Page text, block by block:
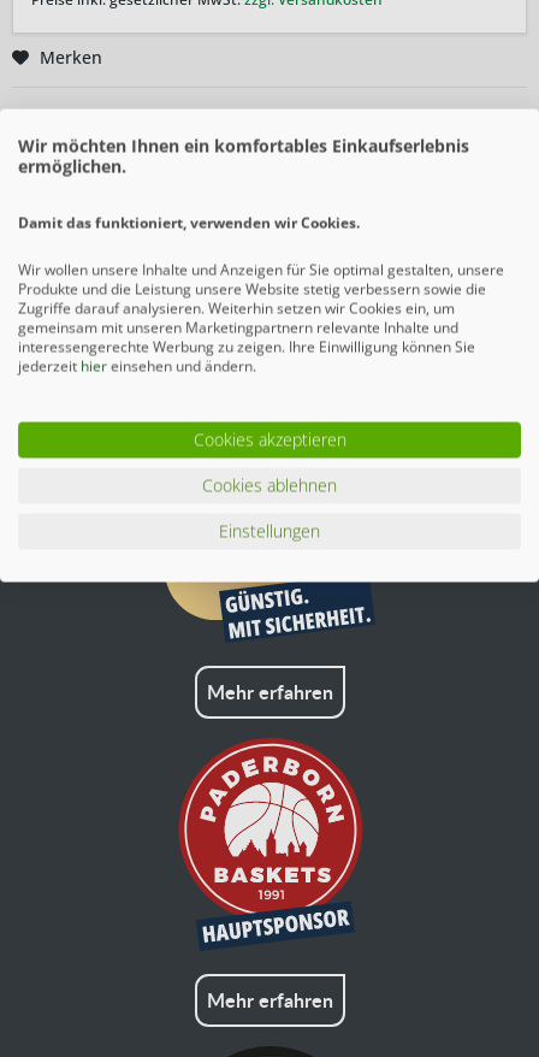
Merken
Beschreibung
Das System WPC sieht optisch sehr ansprechend und
Ähnliche Artikel
Mehr erfahren
Mehr erfahren
Wir möchten Ihnen ein komfortables Einkaufserlebnis
ermöglichen.
Damit das funktioniert, verwenden wir Cookies.
Wir wollen unsere Inhalte und Anzeigen für Sie optimal gestalten, unsere
Produkte und die Leistung unsere Website stetig verbessern sowie die
Zugriffe darauf analysieren. Weiterhin setzen wir Cookies ein, um
gemeinsam mit unseren Marketingpartnern relevante Inhalte und
interessengerechte Werbung zu zeigen. Ihre Einwilligung können Sie
jederzeit hiereinsehen und ändern.
Cookies akzeptieren
Cookies ablehnen
Einstellungen